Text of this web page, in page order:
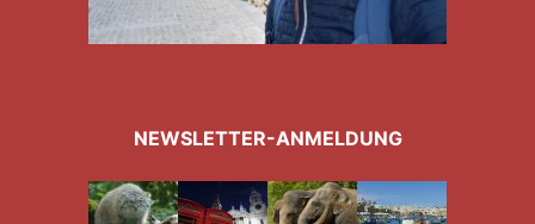
NEWSLETTER-ANMELDUNG